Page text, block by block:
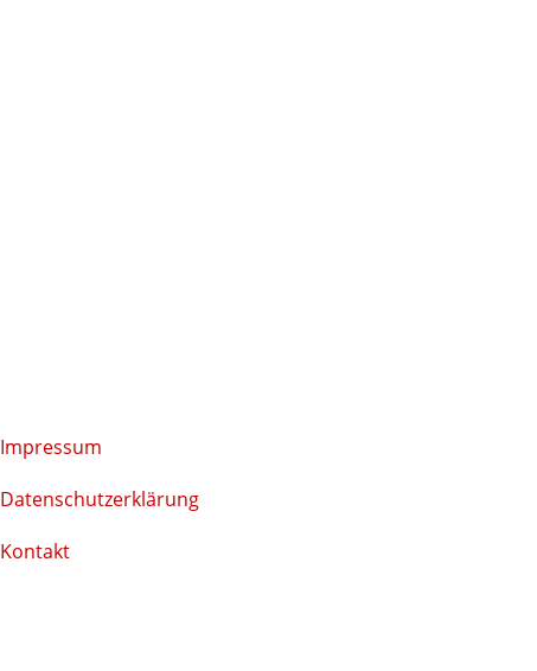
Impressum
Datenschutzerklärung
Kontakt